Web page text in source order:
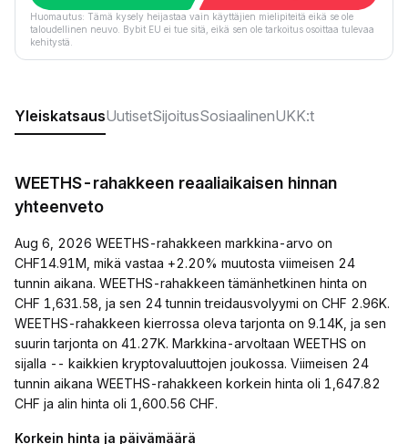
Huomautus: Tämä kysely heijastaa vain käyttäjien mielipiteitä eikä se ole
taloudellinen neuvo. Bybit EU ei tue sitä, eikä sen ole tarkoitus osoittaa tulevaa
kehitystä.
YleiskatsausUutisetSijoitusSosiaalinenUKK:t
WEETHS-rahakkeen reaaliaikaisen hinnan
yhteenveto
Aug 6, 2026 WEETHS-rahakkeen markkina-arvo on
CHF14.91M, mikä vastaa +2.20% muutosta viimeisen 24
tunnin aikana. WEETHS-rahakkeen tämänhetkinen hinta on
CHF 1,631.58, ja sen 24 tunnin treidausvolyymi on CHF 2.96K.
WEETHS-rahakkeen kierrossa oleva tarjonta on 9.14K, ja sen
suurin tarjonta on 41.27K. Markkina-arvoltaan WEETHS on
sijalla -- kaikkien kryptovaluuttojen joukossa. Viimeisen 24
tunnin aikana WEETHS-rahakkeen korkein hinta oli 1,647.82
CHF ja alin hinta oli 1,600.56 CHF.
Korkein hinta ja päivämäärä